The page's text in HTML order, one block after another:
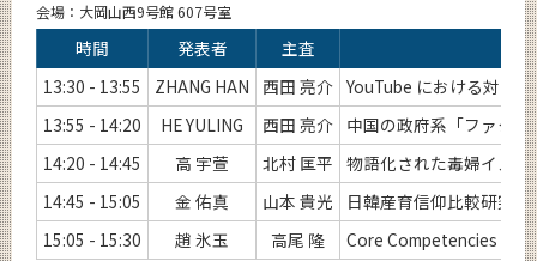
会場：大岡山西9号館 607号室
時間 発表者
主査
13:30 - 13:55
ZHANG HAN 西田 亮介 YouTube における対日
13:55 - 14:20
HE YULING 西田 亮介 中国の政府系「ファクト
14:20 - 14:45
高 宇萱 北村 匡平 物語化された毒婦イメー
14:45 - 15:05
金 佑真 山本 貴光
日韓産育信仰比較研究――
15:05 - 15:30
趙 氷玉 高尾 隆 Core Competencies